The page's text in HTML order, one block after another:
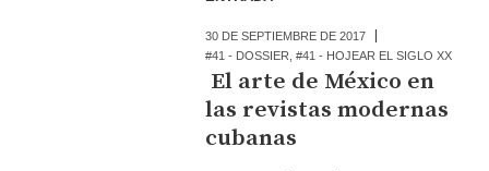
30 DE SEPTIEMBRE DE 2017
#41 - DOSSIER ,#41 - HOJEAR EL SIGLO XX
El arte de México en
las revistas modernas
cubanas